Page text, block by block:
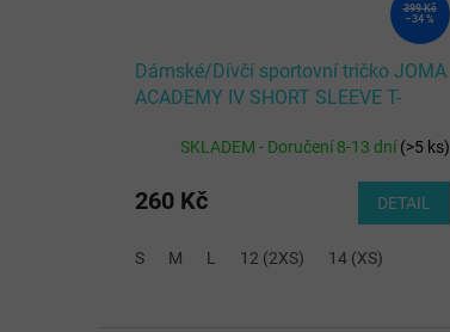
399 Kč
–34 %
Dámské/Dívčí sportovní tričko JOMA
ACADEMY IV SHORT SLEEVE T-
SKLADEM - Doručení 8-13 dní(>5 ks)
260 Kč DETAIL
S M L 12 (2XS) 14 (XS)